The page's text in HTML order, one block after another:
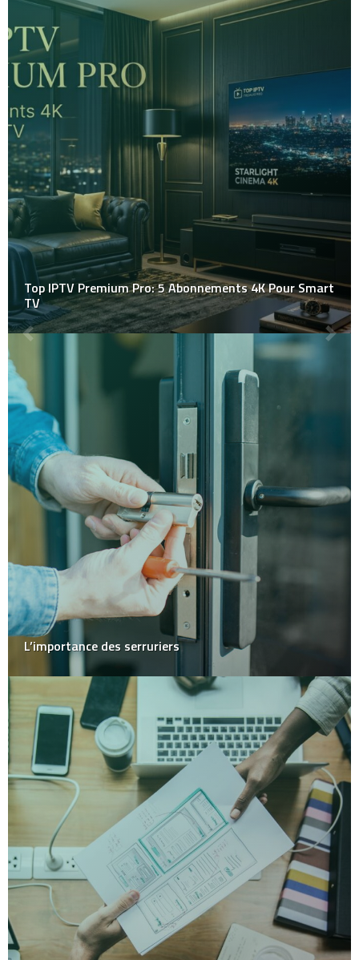
Top IPTV Premium Pro: 5 Abonnements 4K Pour Smart
TV
L’importance des serruriers